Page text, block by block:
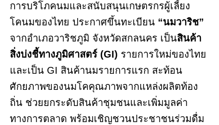
การบริโภคนมและสนับสนุนเกษตรกรผู้เลี้ยง
โคนมของไทย ประกาศขึ้นทะเบียน “นมวาริช”
จากอำเภอวาริชภูมิ จังหวัดสกลนคร เป็นสินค้า
สิ่งบ่งชี้ทางภูมิศาสตร์ (GI) รายการใหม่ของไทย
และเป็น GI สินค้านมรายการแรก สะท้อน
ศักยภาพของนมโคคุณภาพจากแหล่งผลิตท้อง
ถิ่น ช่วยยกระดับสินค้าชุมชนและเพิ่มมูลค่า
ทางการตลาด พร้อมเชิญชวนประชาชนร่วมดื่ม